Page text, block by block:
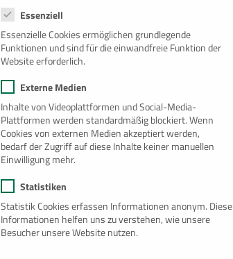
Essenziell
Essenzielle Cookies ermöglichen grundlegende
Funktionen und sind für die einwandfreie Funktion der
Website erforderlich.
Externe Medien
Inhalte von Videoplattformen und Social-Media-
Plattformen werden standardmäßig blockiert. Wenn
Cookies von externen Medien akzeptiert werden,
bedarf der Zugriff auf diese Inhalte keiner manuellen
Einwilligung mehr.
Statistiken
Statistik Cookies erfassen Informationen anonym. Diese
Informationen helfen uns zu verstehen, wie unsere
Besucher unsere Website nutzen.